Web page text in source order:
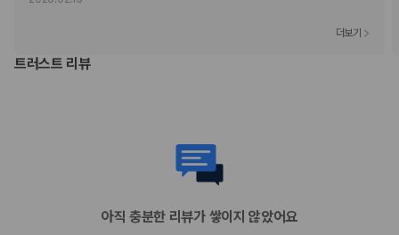
객실 내 무선 인터넷 요금: 1박 기준 USD 15.95(요금 변동 가능)
간이 침대 이용 요금: 1박 기준, USD 125.0
위 목록에 명시되지 않은 다른 항목이 있을 수 있습니다. 요금 및 보증금은 세전
현장 결제 유형 및 수단
더보기
트러스트 리뷰
아직 충분한 리뷰가 쌓이지 않았어요